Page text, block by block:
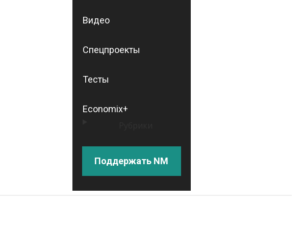
Видео
Спецпроекты
Тесты
Economix+
Поддержать NM